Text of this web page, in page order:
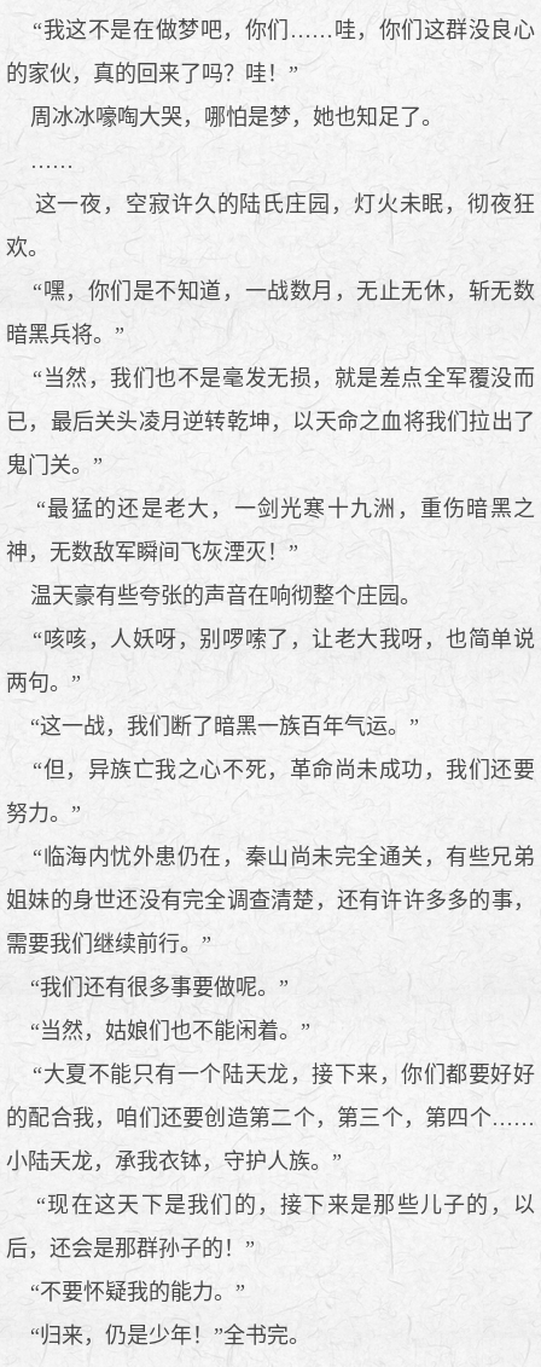
“我这不是在做梦吧，你们……哇，你们这群没良心
的家伙，真的回来了吗？哇！”
周冰冰嚎啕大哭，哪怕是梦，她也知足了。
……
这一夜，空寂许久的陆氏庄园，灯火未眠，彻夜狂
欢。
“嘿，你们是不知道，一战数月，无止无休，斩无数
暗黑兵将。”
“当然，我们也不是毫发无损，就是差点全军覆没而
已，最后关头凌月逆转乾坤，以天命之血将我们拉出了
鬼门关。”
“最猛的还是老大，一剑光寒十九洲，重伤暗黑之
神，无数敌军瞬间飞灰湮灭！”
温天豪有些夸张的声音在响彻整个庄园。
“咳咳，人妖呀，别啰嗦了，让老大我呀，也简单说
两句。”
“这一战，我们断了暗黑一族百年气运。”
“但，异族亡我之心不死，革命尚未成功，我们还要
努力。”
“临海内忧外患仍在，秦山尚未完全通关，有些兄弟
姐妹的身世还没有完全调查清楚，还有许许多多的事，
需要我们继续前行。”
“我们还有很多事要做呢。”
“当然，姑娘们也不能闲着。”
“大夏不能只有一个陆天龙，接下来，你们都要好好
的配合我，咱们还要创造第二个，第三个，第四个……
小陆天龙，承我衣钵，守护人族。”
“现在这天下是我们的，接下来是那些儿子的，以
后，还会是那群孙子的！”
“不要怀疑我的能力。”
“归来，仍是少年！”全书完。